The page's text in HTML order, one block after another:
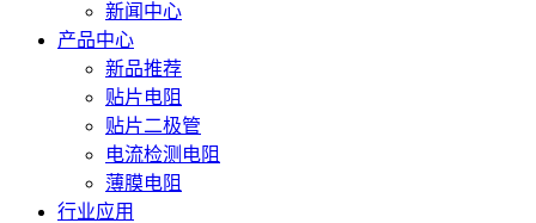
新闻中心
产品中心
新品推荐
贴片电阻
贴片二极管
电流检测电阻
薄膜电阻
行业应用